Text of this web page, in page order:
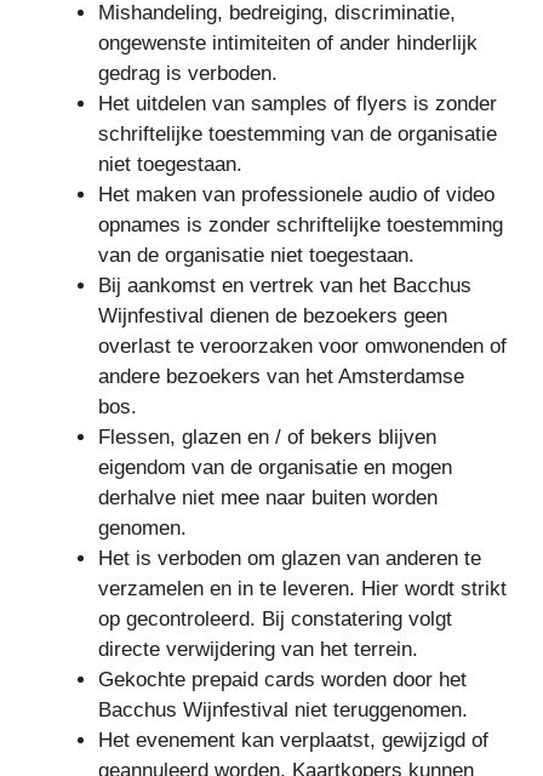
Mishandeling, bedreiging, discriminatie,
ongewenste intimiteiten of ander hinderlijk
gedrag is verboden.
Het uitdelen van samples of flyers is zonder
schriftelijke toestemming van de organisatie
niet toegestaan.
Het maken van professionele audio of video
opnames is zonder schriftelijke toestemming
van de organisatie niet toegestaan.
Bij aankomst en vertrek van het Bacchus
Wijnfestival dienen de bezoekers geen
overlast te veroorzaken voor omwonenden of
andere bezoekers van het Amsterdamse
bos.
Flessen, glazen en / of bekers blijven
eigendom van de organisatie en mogen
derhalve niet mee naar buiten worden
genomen.
Het is verboden om glazen van anderen te
verzamelen en in te leveren. Hier wordt strikt
op gecontroleerd. Bij constatering volgt
directe verwijdering van het terrein.
Gekochte prepaid cards worden door het
Bacchus Wijnfestival niet teruggenomen.
Het evenement kan verplaatst, gewijzigd of
geannuleerd worden. Kaartkopers kunnen